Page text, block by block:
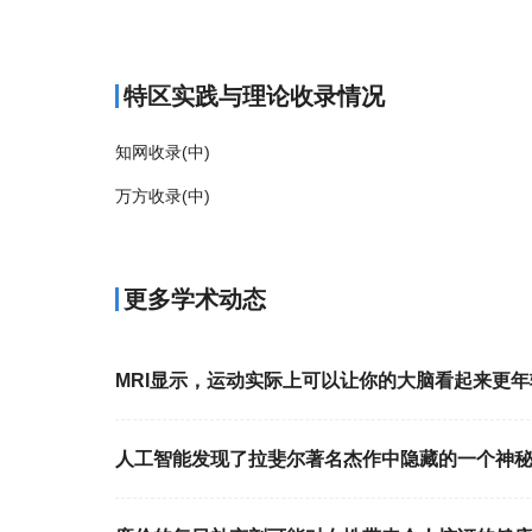
特区实践与理论收录情况
知网收录(中)
万方收录(中)
更多学术动态
MRI显示，运动实际上可以让你的大脑看起来更
人工智能发现了拉斐尔著名杰作中隐藏的一个神